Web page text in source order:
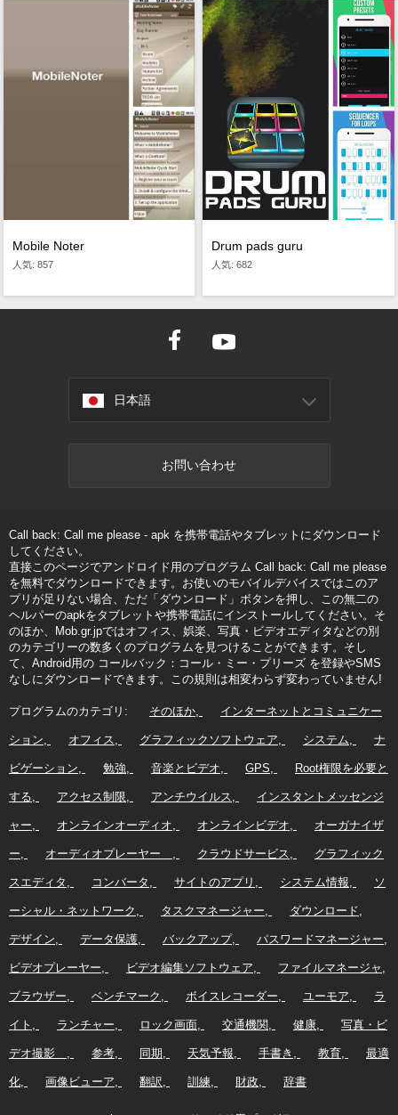
Mobile Noter
人気: 857
Drum pads guru
人気: 682
日本語
お問い合わせ
Call back: Call me please - apk を携帯電話やタブレットにダウンロード
してください。
直接このページでアンドロイド用のプログラム Call back: Call me please
を無料でダウンロードできます。お使いのモバイルデバイスではこのア
プリが足りない場合、ただ「ダウンロード」ボタンを押し、この無二の
ヘルパーのapkをタブレットや携帯電話にインストールしてください。そ
のほか、Mob.gr.jpではオフィス、娯楽、写真・ビデオエディタなどの別
のカテゴリーの数多くのプログラムを見つけることができます。そし
て、Android用の コールバック：コール・ミー・プリーズ を登録やSMS
なしにダウンロードできます。この規則は相変わらず変わっていません!
プログラムのカテゴリ: そのほか インターネットとコミュニケー
ション オフィス グラフィックソフトウェア システム ナ
ビゲーション 勉強 音楽とビデオ GPS Root権限を必要と
する アクセス制限 アンチウイルス インスタントメッセンジ
ャー オンラインオーディオ オンラインビデオ オーガナイザ
ー オーディオプレーヤー クラウドサービス グラフィック
スエディタ コンバータ サイトのアプリ システム情報 ソ
ーシャル・ネットワーク タスクマネージャー ダウンロード
デザイン データ保護 バックアップ パスワードマネージャー
ビデオプレーヤー ビデオ編集ソフトウェア ファイルマネージャ
ブラウザー ベンチマーク ボイスレコーダー ユーモア ラ
イト ランチャー ロック画面 交通機関 健康 写真・ビ
デオ撮影 参考 同期 天気予報 手書き 教育 最適
化 画像ビューア 翻訳 訓練 財政 辞書